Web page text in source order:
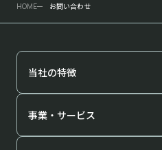
取扱います。
統計的なデータ等、本
HOME お問い合わせ
当社の特徴
事業・サービス